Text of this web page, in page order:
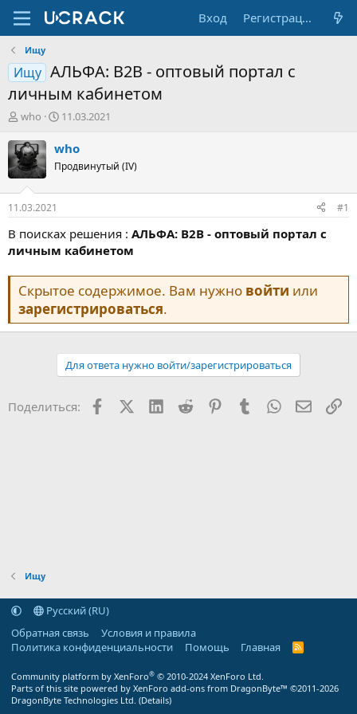
Вход Регистрация
Ищу
Ищу АЛЬФА: B2B - оптовый портал с
личным кабинетом
А
т
о
р
т
е
м
ы
who
Д
т
н
а
л
11.03.2021
who
Продвинутый (IV)
11.03.2021 #1
В поисках решения : АЛЬФА: B2B - оптовый портал с
личным кабинетом
Скрытое содержимое. Вам нужно войти или
зарегистрироваться.
Для ответа нужно войти/зарегистрироваться
Поделиться: FacebookX (Twitter)
LinkedIn
Reddit PinterestTumblr WhatsApp
Ищу
Русский (RU)
Обратная связь
Условия и правила
Политика конфиденциальности
Помощь Главная
R
Community platform by XenForo® © 2010-2024 XenForo Ltd.
Parts of this site powered by XenForo add-ons from DragonByte™ ©2011-2026
DragonByte Technologies Ltd. (Details)